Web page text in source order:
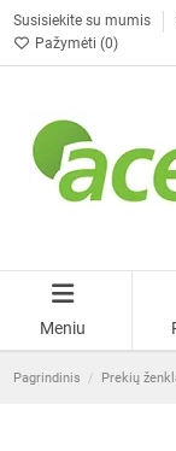
Susisiekite su mumis
Pažymėti (0)
Meniu
Pagrindinis Prekių